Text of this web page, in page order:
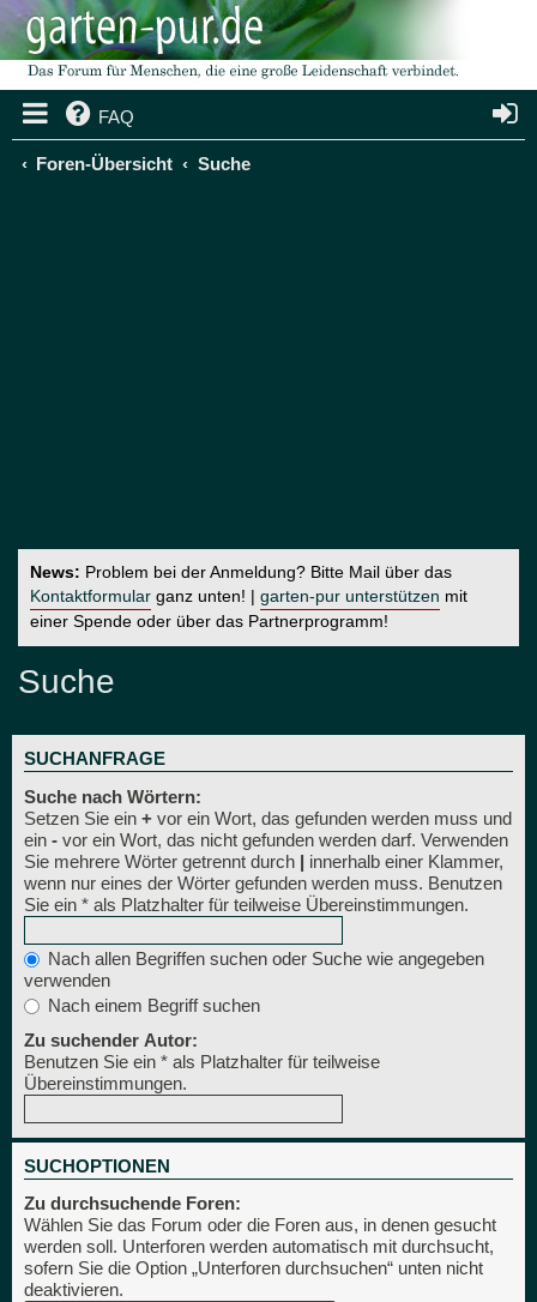
FAQ
Foren-Übersicht Suche
News: Problem bei der Anmeldung? Bitte Mail über das
Kontaktformular ganz unten! | garten-pur unterstützen mit
einer Spende oder über das Partnerprogramm!
Suche
SUCHANFRAGE
Suche nach Wörtern:
Setzen Sie ein + vor ein Wort, das gefunden werden muss und
ein - vor ein Wort, das nicht gefunden werden darf. Verwenden
Sie mehrere Wörter getrennt durch | innerhalb einer Klammer,
wenn nur eines der Wörter gefunden werden muss. Benutzen
Sie ein * als Platzhalter für teilweise Übereinstimmungen.
Nach allen Begriffen suchen oder Suche wie angegeben
verwenden
Nach einem Begriff suchen
Zu suchender Autor:
Benutzen Sie ein * als Platzhalter für teilweise
Übereinstimmungen.
SUCHOPTIONEN
Zu durchsuchende Foren:
Wählen Sie das Forum oder die Foren aus, in denen gesucht
werden soll. Unterforen werden automatisch mit durchsucht,
sofern Sie die Option „Unterforen durchsuchen“ unten nicht
deaktivieren.